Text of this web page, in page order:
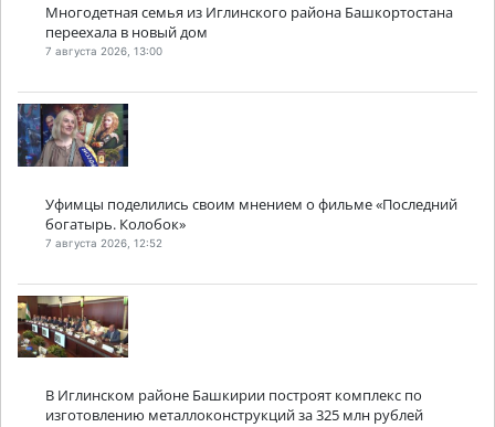
Многодетная семья из Иглинского района Башкортостана
переехала в новый дом
7 августа 2026, 13:00
Уфимцы поделились своим мнением о фильме «Последний
богатырь. Колобок»
7 августа 2026, 12:52
В Иглинском районе Башкирии построят комплекс по
изготовлению металлоконструкций за 325 млн рублей